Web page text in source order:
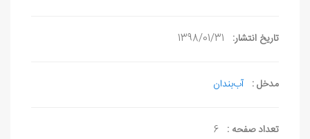
تاریخ انتشار: 1398/01/31
مدخل : آب‌بندان
تعداد صفحه : 6